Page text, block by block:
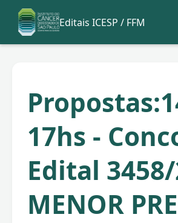
Editais ICESP / FFM
17hs -
Edital
MENOR